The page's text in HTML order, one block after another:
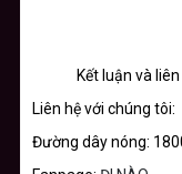
Kết luận và
Liên hệ với chúng tôi:
Đường dây nóng: